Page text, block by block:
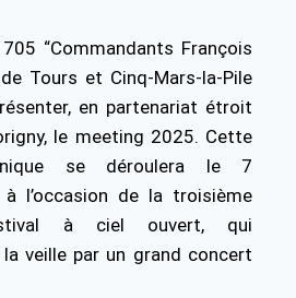
“Commandants François
Tours et Cinq-Mars-la-Pile
en partenariat étroit
le meeting 2025. Cette
se déroulera le 7
l’occasion de la troisième
à ciel ouvert, qui
veille par un grand concert